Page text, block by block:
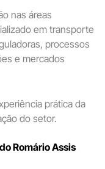
nas áreas
em transporte
processos
e mercados
prática da
do setor.
Romário Assis